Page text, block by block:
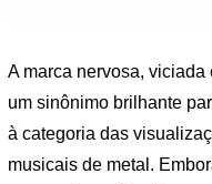
A marca nervosa,
um sinônimo brilhante
à categoria das
musicais de metal.